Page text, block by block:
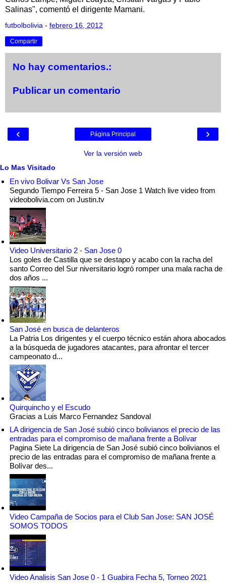
Salinas", comentó el dirigente Mamani.
futbolbolivia - febrero 16, 2012
Compartir
No hay comentarios.:
Publicar un comentario
‹ ›
Página Principal
Ver la versión web
Lo Mas Visitado
En vivo Bolivar Vs San Jose
Segundo Tiempo Ferreira 5 - San Jose 1 Watch live video from
videobolivia.com on Justin.tv
Video Universitario 2 - San Jose 0
Los goles de Castilla que se destapo y acabo con la racha del
santo Correo del Sur niversitario logró romper una mala racha de
dos años ...
San José en busca de delanteros
La Patria Los dirigentes y el cuerpo técnico están ahora abocados
a la búsqueda de jugadores atacantes, para afrontar el tercer
campeonato d...
Quirquincho y el Escudo
Gracias a Luis Marco Fernandez Sandoval
LA dirigencia de San José subió cinco bolivianos el precio de las
entradas para el compromiso de mañana frente a Bolívar
Pagina Siete La dirigencia de San José subió cinco bolivianos el
precio de las entradas para el compromiso de mañana frente a
Bolívar des...
Video Campaña de Socios para el Club San Jose: SAN JOSÉ
SOMOS TODOS
Video Analisis San Jose 0 - 1 Guabira Fecha 5, Torneo 2021